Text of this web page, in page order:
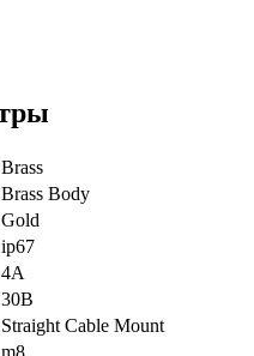
Brass
Brass Body
Gold
ip67
4А
30В
Straight Cable Mount
m8